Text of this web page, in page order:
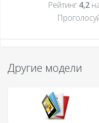
Рейтинг 4,2
Другие модели